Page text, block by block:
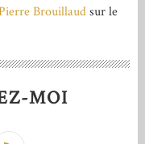
Brouillaudsur le
MOI